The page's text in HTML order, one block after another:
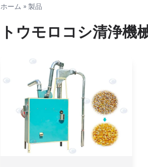
ホーム » 製品
トウモロコシ清浄機